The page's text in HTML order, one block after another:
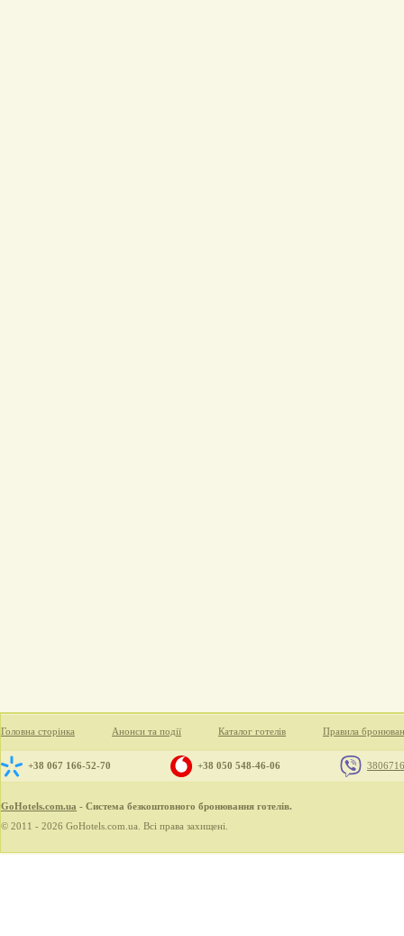
Головна сторінка Анонси та події Каталог готелів Правила
+38 067 166-52-70 +38 050 548-46-06
GoHotels.com.ua - Система безкоштовного бронювання готелів.
© 2011 - 2026 GoHotels.com.ua. Всі права захищені.